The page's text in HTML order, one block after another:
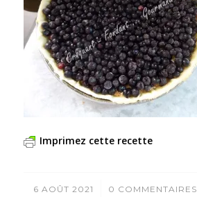
Imprimez cette recette
6 AOÛT 2021
/ 0 COMMENTAIRES
/